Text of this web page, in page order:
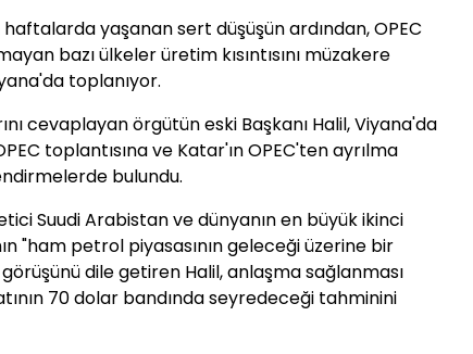
yaşanan sert düşüşün ardından, OPEC
bazı ülkeler üretim kısıntısını müzakere
toplanıyor.
cevaplayan örgütün eski Başkanı Halil, Viyana'da
toplantısına ve Katar'ın OPEC'ten ayrılma
bulundu.
Suudi Arabistan ve dünyanın en büyük ikinci
"ham petrol piyasasının geleceği üzerine bir
dile getiren Halil, anlaşma sağlanması
70 dolar bandında seyredeceği tahminini